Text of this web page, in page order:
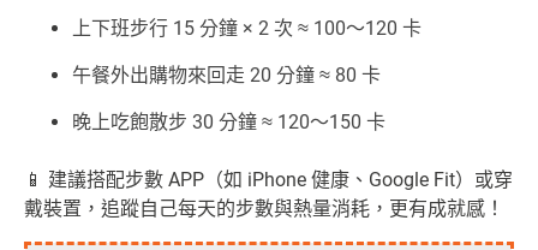
上下班步行 15 分鐘 × 2 次 ≈ 100～120 卡
午餐外出購物來回走 20 分鐘 ≈ 80 卡
晚上吃飽散步 30 分鐘 ≈ 120～150 卡
📱 建議搭配步數 APP（如 iPhone 健康、Google Fit）或穿
戴裝置，追蹤自己每天的步數與熱量消耗，更有成就感！